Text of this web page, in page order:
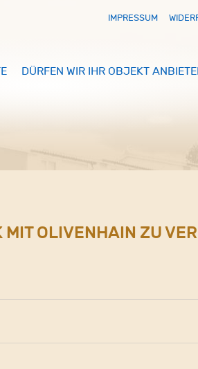
IMPRESSUM
DÜRFEN WIR IHR OBJEKT
OLIVENHAIN ZU